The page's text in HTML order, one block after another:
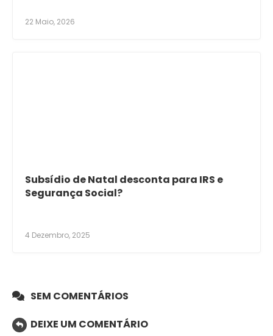
22 Maio, 2026
Subsídio de Natal desconta para IRS e
Segurança Social?
4 Dezembro, 2025
SEM COMENTÁRIOS
DEIXE UM COMENTÁRIO